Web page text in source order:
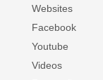
Websites
Facebook
Youtube
Videos